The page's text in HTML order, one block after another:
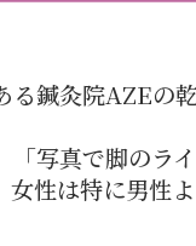
鍼灸院AZEの
「写真で脚の
女性は特に男性